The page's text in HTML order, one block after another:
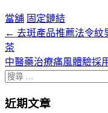
當舖 固定鏈結
文
章
分
頁
← 去斑產品推薦法令紋
茶
中醫藥治療痛風體驗採
搜
關
近期文章